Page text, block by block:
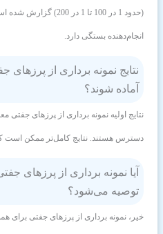
(حدود 1 در 100 تا 1 در
انجام‌دهنده بستگی دارد.
نتایج نمونه برداری از
آماده شوند؟
نتایج اولیه نمونه برداری از پرزهای جفتی
دسترس هستند. نتایج کامل‌تر ممکن است
آیا نمونه برداری از پرزهای
توصیه می‌شود؟
خیر، نمونه برداری از پرزهای جفتی برای